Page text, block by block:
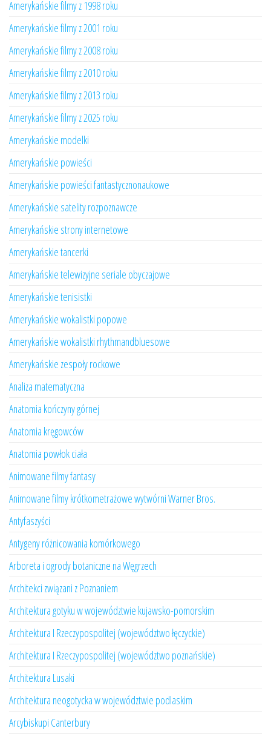
Amerykańskie filmy z 1998 roku
Amerykańskie filmy z 2001 roku
Amerykańskie filmy z 2008 roku
Amerykańskie filmy z 2010 roku
Amerykańskie filmy z 2013 roku
Amerykańskie filmy z 2025 roku
Amerykańskie modelki
Amerykańskie powieści
Amerykańskie powieści fantastycznonaukowe
Amerykańskie satelity rozpoznawcze
Amerykańskie strony internetowe
Amerykańskie tancerki
Amerykańskie telewizyjne seriale obyczajowe
Amerykańskie tenisistki
Amerykańskie wokalistki popowe
Amerykańskie wokalistki rhythmandbluesowe
Amerykańskie zespoły rockowe
Analiza matematyczna
Anatomia kończyny górnej
Anatomia kręgowców
Anatomia powłok ciała
Animowane filmy fantasy
Animowane filmy krótkometrażowe wytwórni Warner Bros.
Antyfaszyści
Antygeny różnicowania komórkowego
Arboreta i ogrody botaniczne na Węgrzech
Architekci związani z Poznaniem
Architektura gotyku w województwie kujawsko-pomorskim
Architektura I Rzeczypospolitej (województwo łęczyckie)
Architektura I Rzeczypospolitej (województwo poznańskie)
Architektura Lusaki
Architektura neogotycka w województwie podlaskim
Arcybiskupi Canterbury